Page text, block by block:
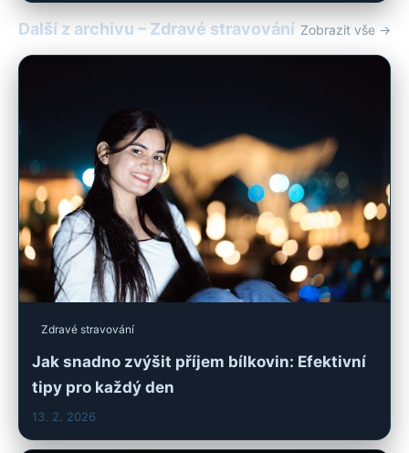
Další z archivu – Zdravé stravování Zobrazit vše →
Zdravé stravování
Jak snadno zvýšit příjem bílkovin: Efektivní
tipy pro každý den
13. 2. 2026